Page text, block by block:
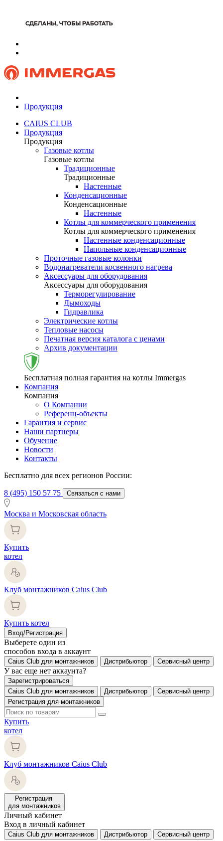
Продукция
CAIUS CLUB
Продукция
Продукция
Газовые котлы
Газовые котлы
Традиционные
Традиционные
Настенные
Конденсационные
Конденсационные
Настенные
Котлы для коммерческого применения
Котлы для коммерческого применения
Настенные конденсационные
Напольные конденсационные
Проточные газовые колонки
Водонагреватели косвенного нагрева
Аксессуары для оборудования
Аксессуары для оборудования
Терморегулирование
Дымоходы
Гидравлика
Электрические котлы
Тепловые насосы
Печатная версия каталога с ценами
Архив документации
Бесплатная полная гарантия на котлы Immergas
Компания
Компания
О Компании
Референц-объекты
Гарантия и сервис
Наши партнеры
Обучение
Новости
Контакты
Бесплатно для всех регионов России:
8 (495) 150 57 75 Связаться с нами
Москва и Московская область
Купить
котел
Клуб монтажников Caius Club
Купить котел
Вход/Регистрация
Выберете один из
способов входа в аккаунт
Caius Club для монтажников Дистрибьютор Сервисный центр
У вас еще нет аккаунта?
Зарегистрироваться
Caius Club для монтажников
Дистрибьютор
Сервисный центр
Регистрация для монтажников
Купить
котел
Клуб монтажников Caius Club
Регистрация
для монтажников
Личный кабинет
Вход в личный кабинет
Caius Club для монтажников Дистрибьютор Сервисный центр